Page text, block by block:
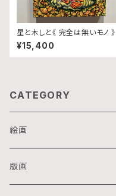
星と木しと《 完全は無いモノ 》
¥15,400
CATEGORY
絵画
油画
版画